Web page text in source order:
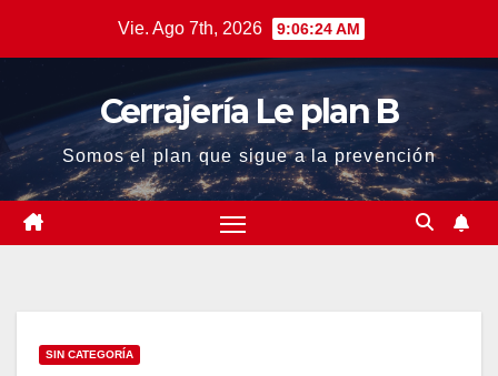
Vie. Ago 7th, 2026 9:06:24 AM
Cerrajería Le plan B
Somos el plan que sigue a la prevención
SIN CATEGORÍA